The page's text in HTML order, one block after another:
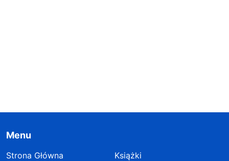
Menu
Strona Główna
Książki